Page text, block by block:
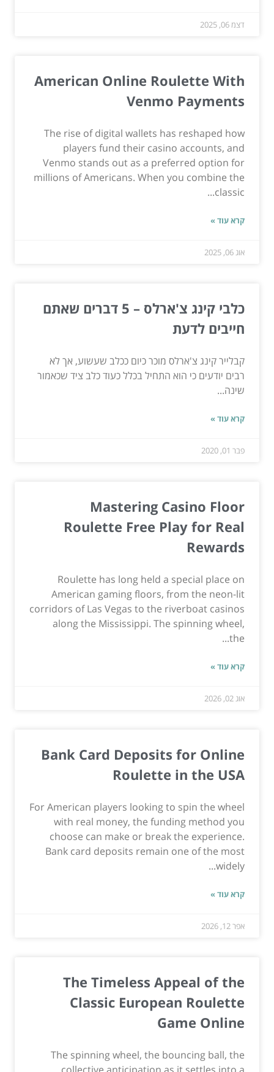
דצמ 06, 2025
American Online Roulette With
Venmo Payments
The rise of digital wallets has reshaped how
players fund their casino accounts, and
Venmo stands out as a preferred option for
millions of Americans. When you combine the
classic...
קרא עוד »
אוג 06, 2025
כלבי קינג צ'ארלס – 5 דברים שאתם
חייבים לדעת
קבלייר קינג צ'ארלס מוכר כיום ככלב שעשוע, אך לא
רבים יודעים כי הוא התחיל בכלל כעוד כלב ציד שכאמור
שינה...
קרא עוד »
פבר 01, 2020
Mastering Casino Floor
Roulette Free Play for Real
Rewards
Roulette has long held a special place on
American gaming floors, from the neon-lit
corridors of Las Vegas to the riverboat casinos
along the Mississippi. The spinning wheel,
the...
קרא עוד »
אוג 02, 2026
Bank Card Deposits for Online
Roulette in the USA
For American players looking to spin the wheel
with real money, the funding method you
choose can make or break the experience.
Bank card deposits remain one of the most
widely...
קרא עוד »
אפר 12, 2026
The Timeless Appeal of the
Classic European Roulette
Game Online
The spinning wheel, the bouncing ball, the